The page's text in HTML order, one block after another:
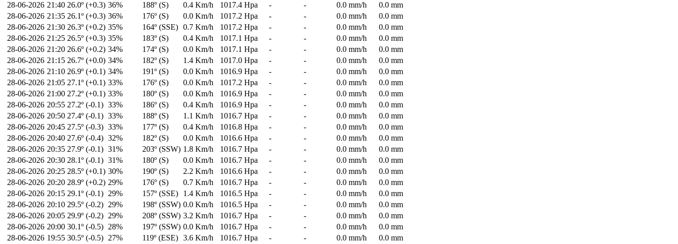
28-06-2026 21:40 26.0º (+0.3) 36% 188º (S) 0.4 Km/h 1017.4 Hpa - - 0.0 mm/h
0.0 mm
28-06-2026 21:35 26.1º (+0.3) 36% 176º (S) 0.0 Km/h 1017.2 Hpa - - 0.0 mm/h
0.0 mm
28-06-2026 21:30 26.3º (+0.2) 35% 164º (SSE) 0.7 Km/h 1017.2 Hpa - - 0.0 mm/h
0.0 mm
28-06-2026 21:25 26.5º (+0.3) 35% 183º (S) 0.4 Km/h 1017.1 Hpa - - 0.0 mm/h
0.0 mm
28-06-2026 21:20 26.6º (+0.2) 34% 174º (S) 0.0 Km/h 1017.1 Hpa - - 0.0 mm/h
0.0 mm
28-06-2026 21:15 26.7º (+0.0) 34% 182º (S) 1.4 Km/h 1017.0 Hpa - - 0.0 mm/h
0.0 mm
28-06-2026 21:10 26.9º (+0.1) 34% 191º (S) 0.0 Km/h 1016.9 Hpa - - 0.0 mm/h
0.0 mm
28-06-2026 21:05 27.1º (+0.1) 33% 176º (S) 0.0 Km/h 1017.2 Hpa - - 0.0 mm/h
0.0 mm
28-06-2026 21:00 27.2º (+0.1) 33% 180º (S) 0.0 Km/h 1016.9 Hpa - - 0.0 mm/h
0.0 mm
28-06-2026 20:55 27.2º (-0.1) 33% 186º (S) 0.4 Km/h 1016.9 Hpa - - 0.0 mm/h
0.0 mm
28-06-2026 20:50 27.4º (-0.1) 33% 188º (S) 1.1 Km/h 1016.7 Hpa - - 0.0 mm/h
0.0 mm
28-06-2026 20:45 27.5º (-0.3) 33% 177º (S) 0.4 Km/h 1016.8 Hpa - - 0.0 mm/h
0.0 mm
28-06-2026 20:40 27.6º (-0.4) 32% 182º (S) 0.0 Km/h 1016.6 Hpa - - 0.0 mm/h
0.0 mm
28-06-2026 20:35 27.9º (-0.1) 31% 203º (SSW) 1.8 Km/h 1016.7 Hpa - - 0.0 mm/h
0.0 mm
28-06-2026 20:30 28.1º (-0.1) 31% 180º (S) 0.0 Km/h 1016.7 Hpa - - 0.0 mm/h
0.0 mm
28-06-2026 20:25 28.5º (+0.1) 30% 190º (S) 2.2 Km/h 1016.6 Hpa - - 0.0 mm/h
0.0 mm
28-06-2026 20:20 28.9º (+0.2) 29% 176º (S) 0.7 Km/h 1016.7 Hpa - - 0.0 mm/h
0.0 mm
28-06-2026 20:15 29.1º (-0.1) 29% 157º (SSE) 1.4 Km/h 1016.5 Hpa - - 0.0 mm/h
0.0 mm
28-06-2026 20:10 29.5º (-0.2) 29% 198º (SSW) 0.0 Km/h 1016.5 Hpa - - 0.0 mm/h
0.0 mm
28-06-2026 20:05 29.9º (-0.2) 29% 208º (SSW) 3.2 Km/h 1016.7 Hpa - - 0.0 mm/h
0.0 mm
28-06-2026 20:00 30.1º (-0.5) 28% 197º (SSW) 0.0 Km/h 1016.7 Hpa - - 0.0 mm/h
0.0 mm
28-06-2026 19:55 30.5º (-0.5) 27% 119º (ESE) 3.6 Km/h 1016.7 Hpa - - 0.0 mm/h
0.0 mm